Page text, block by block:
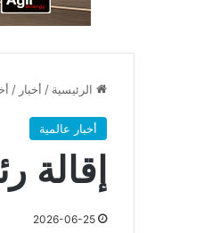
الرئيسية / أخبار /
أخبار عالمية
إقالة
2026-06-25